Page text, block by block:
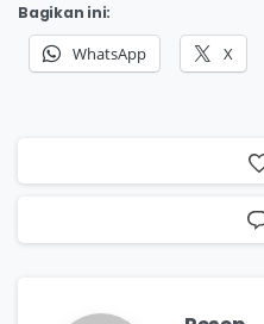
Bagikan ini:
WhatsApp X